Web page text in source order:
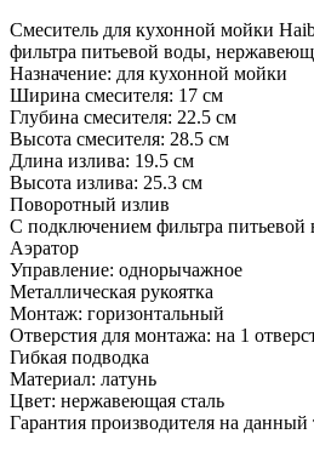
Смеситель для кухонной мойки
фильтра питьевой воды,
Назначение: для кухонной мойки
Ширина смесителя: 17 см
Глубина смесителя: 22.5 см
Высота смесителя: 28.5 см
Длина излива: 19.5 см
Высота излива: 25.3 см
Поворотный излив
С подключением фильтра питьевой
Аэратор
Управление: однорычажное
Металлическая рукоятка
Монтаж: горизонтальный
Отверстия для монтажа: на 1
Гибкая подводка
Материал: латунь
Цвет: нержавеющая сталь
Гарантия производителя на данный